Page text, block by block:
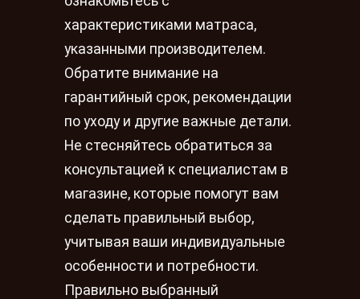
характеристиками матраса,
указанными производителем.
Обратите внимание на
гарантийный срок, рекомендации
по уходу и другие важные детали.
Не стесняйтесь обратиться за
консультацией к специалистам в
магазине, которые помогут вам
сделать правильный выбор,
учитывая ваши индивидуальные
особенности и потребности.
Правильно выбранный